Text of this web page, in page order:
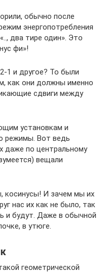
обычно после
энергопотребления
два тире один». Это
фи»!
1 и другое? То были
как они должны именно
сдвиги между
установкам и
режимы. Вот ведь
даже по центральному
вещали
косинусы! И зачем мы их
нас их как не было, так
и будут. Даже в обычной
в утюге.
геометрической